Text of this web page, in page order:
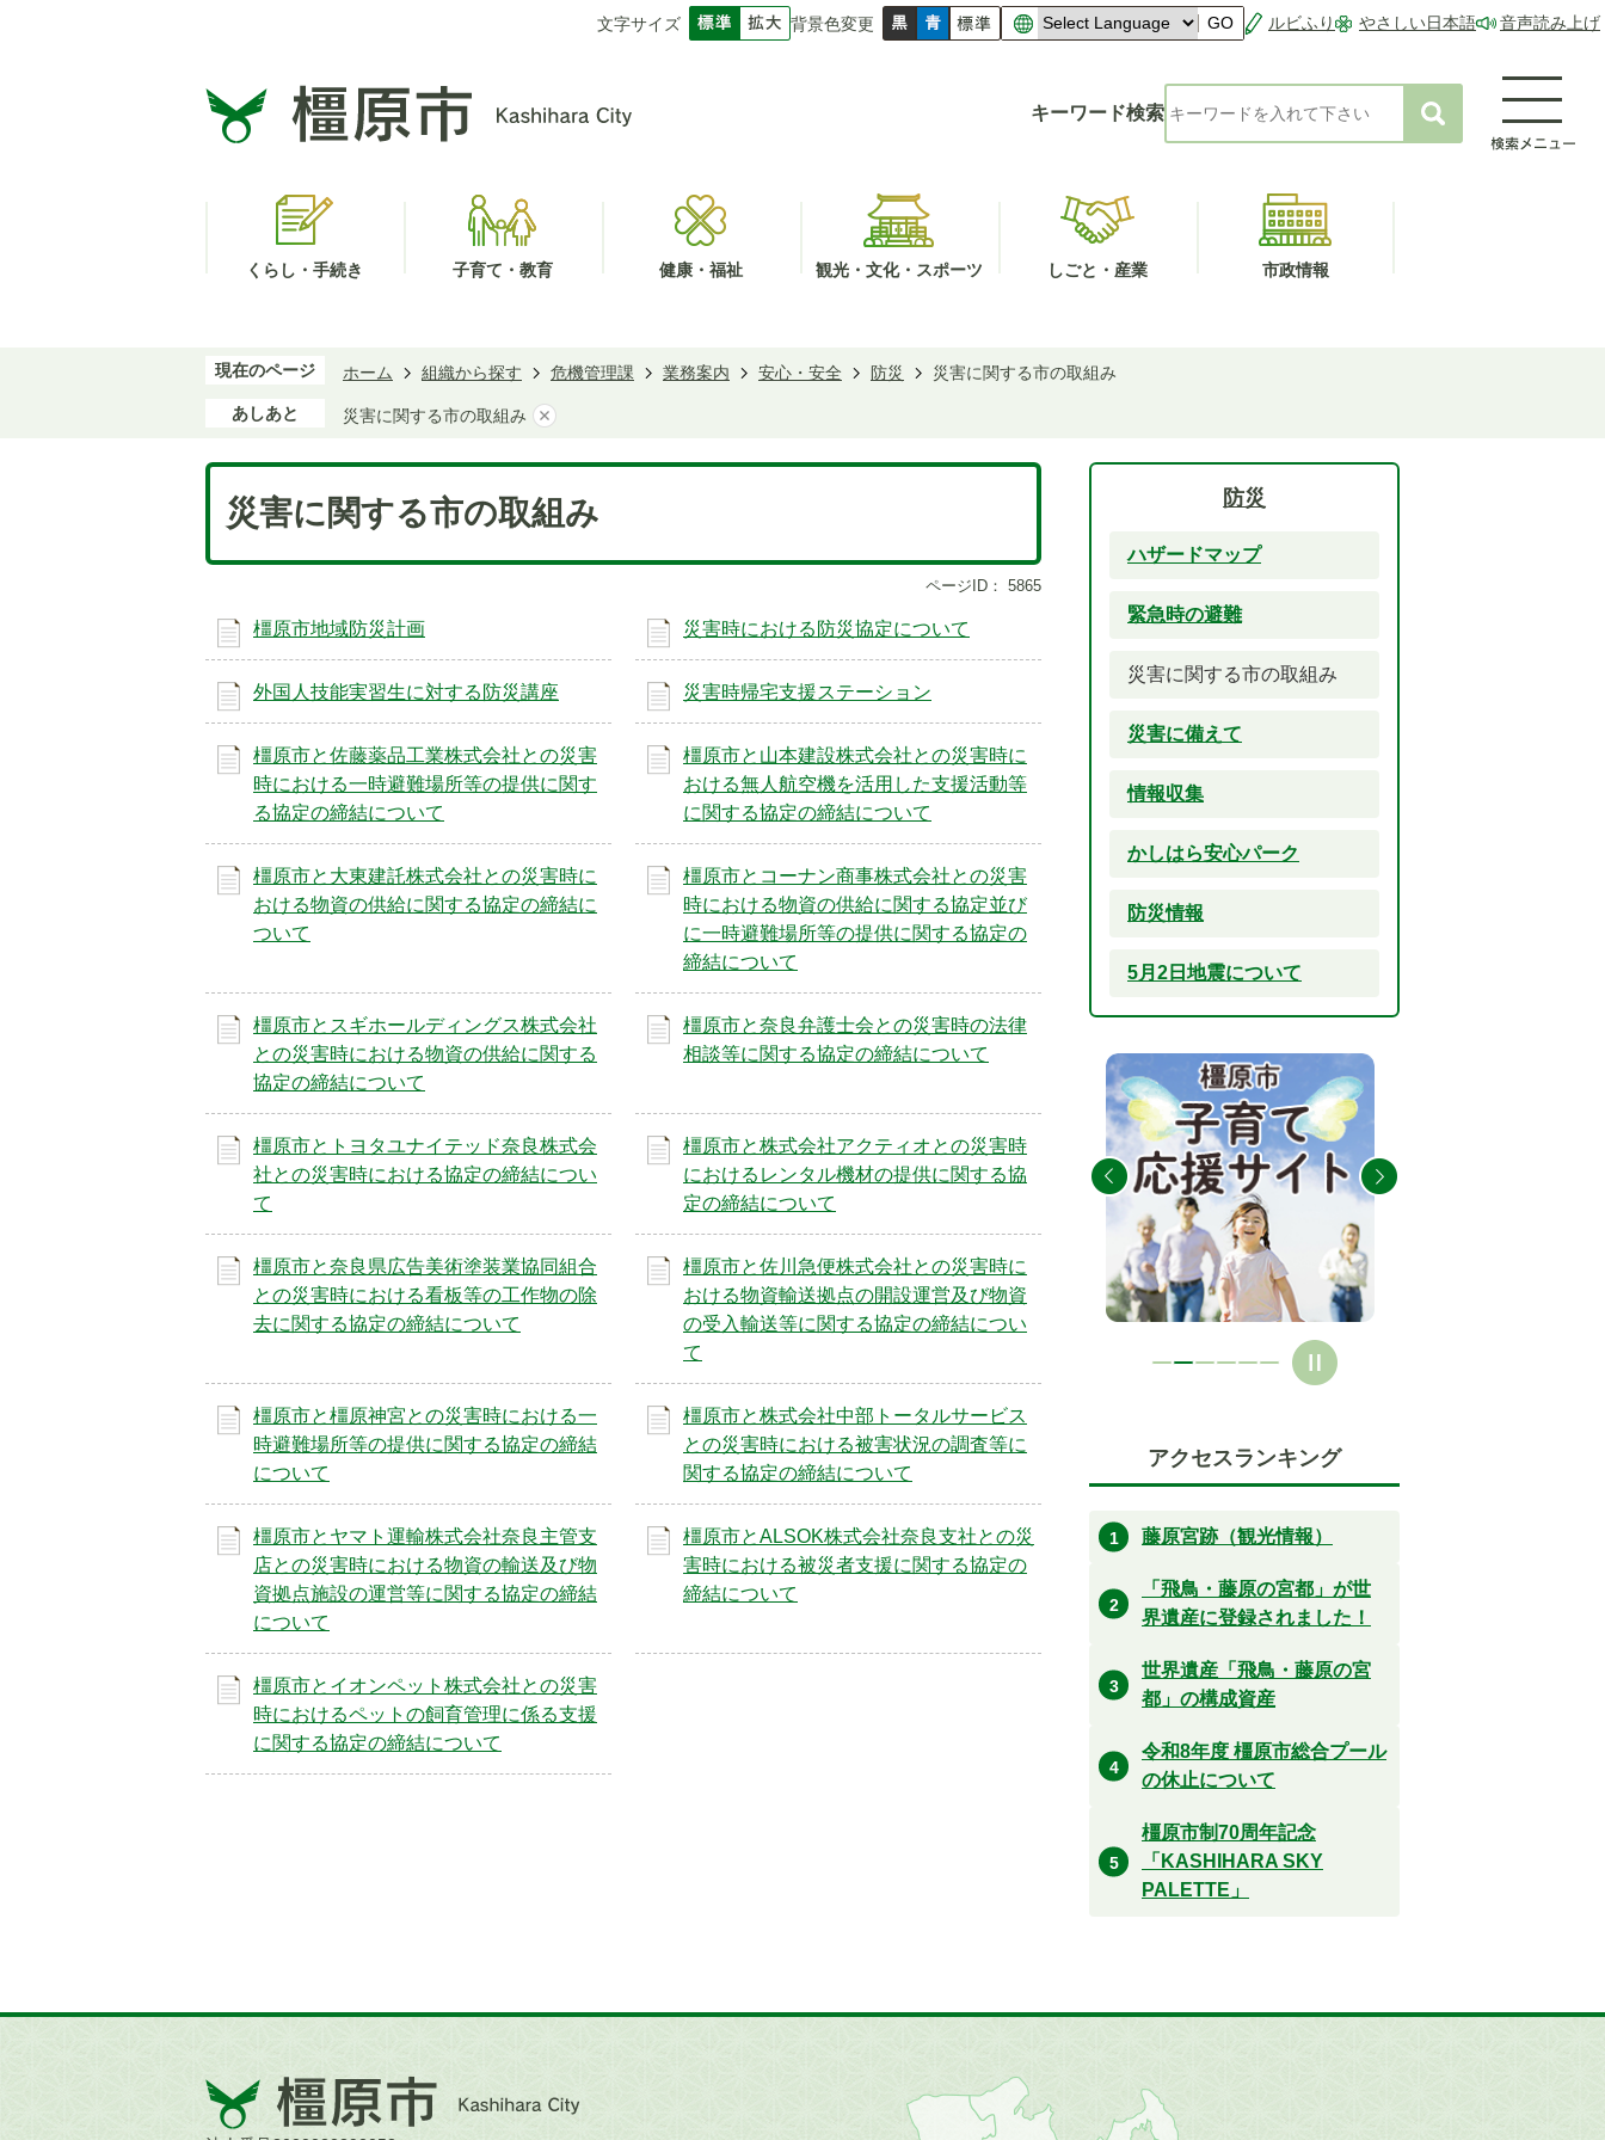
文字サイズ 背景色変更 GO ルビふり やさしい日本語 音声読み上げ
キーワード検索
くらし・手続き 子育て・教育 健康・福祉 観光・文化・スポーツ しごと・産業 市政情報
現在のページ ホーム 組織から探す 危機管理課 業務案内 安心・安全 防災 災害に関する市の取組み
あしあと 災害に関する市の取組み
災害に関する市の取組み
ページID： 5865
橿原市地域防災計画 災害時における防災協定について
外国人技能実習生に対する防災講座 災害時帰宅支援ステーション
橿原市と佐藤薬品工業株式会社との災害
時における一時避難場所等の提供に関す
る協定の締結について
橿原市と山本建設株式会社との災害時に
おける無人航空機を活用した支援活動等
に関する協定の締結について
橿原市と大東建託株式会社との災害時に
おける物資の供給に関する協定の締結に
ついて
橿原市とコーナン商事株式会社との災害
時における物資の供給に関する協定並び
に一時避難場所等の提供に関する協定の
締結について
橿原市とスギホールディングス株式会社
との災害時における物資の供給に関する
協定の締結について
橿原市と奈良弁護士会との災害時の法律
相談等に関する協定の締結について
橿原市とトヨタユナイテッド奈良株式会
社との災害時における協定の締結につい
て
橿原市と株式会社アクティオとの災害時
におけるレンタル機材の提供に関する協
定の締結について
橿原市と奈良県広告美術塗装業協同組合
との災害時における看板等の工作物の除
去に関する協定の締結について
橿原市と佐川急便株式会社との災害時に
おける物資輸送拠点の開設運営及び物資
の受入輸送等に関する協定の締結につい
て
橿原市と橿原神宮との災害時における一
時避難場所等の提供に関する協定の締結
について
橿原市と株式会社中部トータルサービス
との災害時における被害状況の調査等に
関する協定の締結について
橿原市とヤマト運輸株式会社奈良主管支
店との災害時における物資の輸送及び物
資拠点施設の運営等に関する協定の締結
について
橿原市とALSOK株式会社奈良支社との災
害時における被災者支援に関する協定の
締結について
橿原市とイオンペット株式会社との災害
時におけるペットの飼育管理に係る支援
に関する協定の締結について
防災
ハザードマップ
緊急時の避難
災害に関する市の取組み
災害に備えて
情報収集
かしはら安心パーク
防災情報
5月2日地震について
6
の
ス
イ
ド
1
の
ス
ラ
イ
ド
2
枚
目
の
ス
ド
アクセスランキング
藤原宮跡（観光情報）
「飛鳥・藤原の宮都」が世
界遺産に登録されました！
世界遺産「飛鳥・藤原の宮
都」の構成資産
令和8年度 橿原市総合プール
の休止について
橿原市制70周年記念
「KASHIHARA SKY
PALETTE」
橿
原